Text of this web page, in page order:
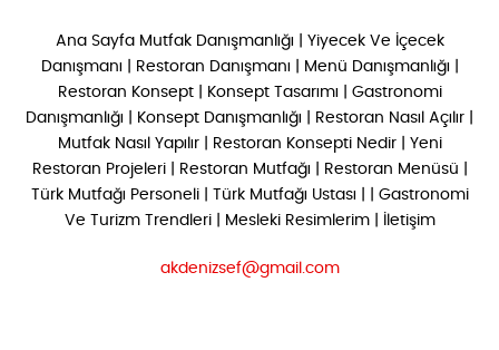
Ana Sayfa Mutfak Danışmanlığı
Yiyecek Ve İçecek
Danışmanı
Restoran Danışmanı Menü Danışmanlığı
Restoran Konsept| Konsept Tasarımı
Gastronomi
Danışmanlığı
Konsept Danışmanlığı Restoran Nasıl Açılır
Mutfak Nasıl Yapılır| Restoran Konsepti Nedir|
Yeni
Restoran Projeleri| Restoran Mutfağı Restoran Menüsü
Türk Mutfağı Personeli| Türk Mutfağı Ustası
Gastronomi
Ve Turizm Trendleri| Mesleki Resimlerim| İletişim
akdenizsef@gmail.com